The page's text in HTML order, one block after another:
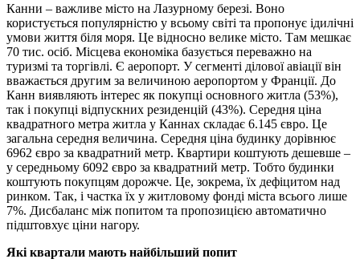
Канни – важливе місто на Лазурному березі. Воно
користується популярністю у всьому світі та пропонує ідилічні
умови життя біля моря. Це відносно велике місто. Там мешкає
70 тис. осіб. Місцева економіка базується переважно на
туризмі та торгівлі. Є аеропорт. У сегменті ділової авіації він
вважається другим за величиною аеропортом у Франції. До
Канн виявляють інтерес як покупці основного житла (53%),
так і покупці відпускних резиденцій (43%). Середня ціна
квадратного метра житла у Каннах складає 6.145 євро. Це
загальна середня величина. Середня ціна будинку дорівнює
6962 євро за квадратний метр. Квартири коштують дешевше –
у середньому 6092 євро за квадратний метр. Тобто будинки
коштують покупцям дорожче. Це, зокрема, їх дефіцитом над
ринком. Так, і частка їх у житловому фонді міста всього лише
7%. Дисбаланс між попитом та пропозицією автоматично
підштовхує ціни нагору.
Які квартали мають найбільший попит